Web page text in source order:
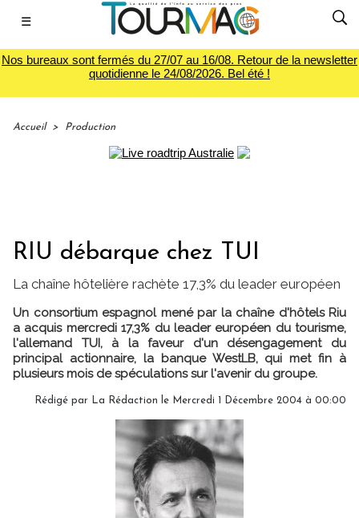
☰
Nos bureaux sont fermés du 27/07 au 16/08. Retour de la newsletter
quotidienne le 24/08/2026. Bel été !
Accueil > Production
RIU débarque chez TUI
La chaîne hôtelière rachète 17,3% du leader européen
Un consortium espagnol mené par la chaîne d'hôtels Riu
a acquis mercredi 17,3% du leader européen du tourisme,
l'allemand TUI, à la faveur d'un désengagement du
principal actionnaire, la banque WestLB, qui met fin à
plusieurs mois de spéculations sur l'avenir du groupe.
Rédigé par La Rédaction le Mercredi 1 Décembre 2004 à 00:00